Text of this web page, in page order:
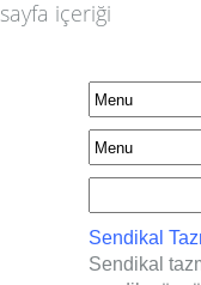
sayfa içeriği
Sendikal
Sendikal